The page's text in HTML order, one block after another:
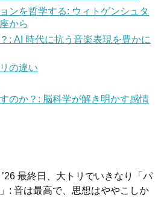
ンを哲学する: ウィトゲンシュタ
から
: AI 時代に抗う音楽表現を豊かに
の違い
のか？: 脳科学が解き明かす感情
最終日、大トリでいきなり「パ
: 音は最高で、思想はややこしか